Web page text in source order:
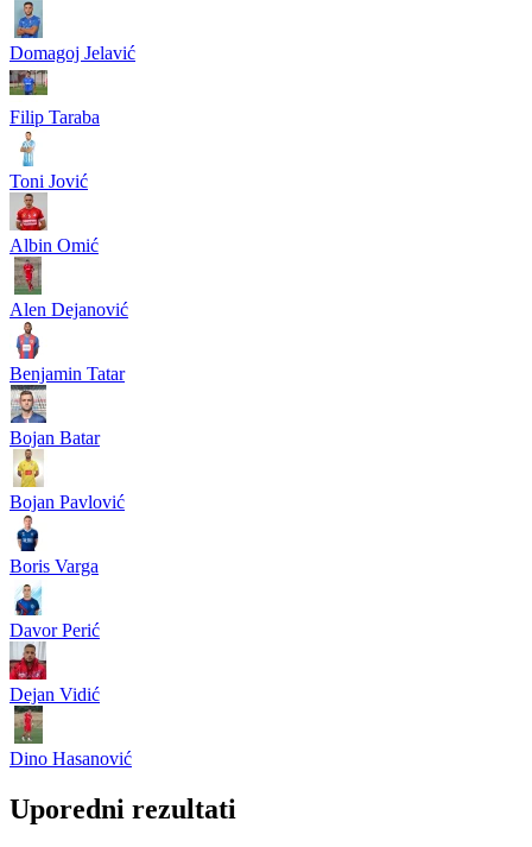
Domagoj Jelavić
Filip Taraba
Toni Jović
Albin Omić
Alen Dejanović
Benjamin Tatar
Bojan Batar
Bojan Pavlović
Boris Varga
Davor Perić
Dejan Vidić
Dino Hasanović
Uporedni rezultati